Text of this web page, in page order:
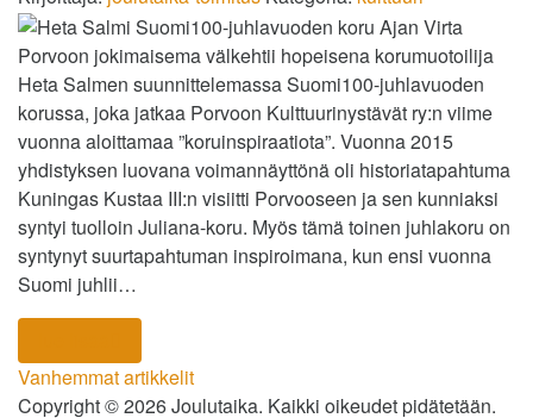
Porvoon jokimaisema välkehtii hopeisena korumuotoilija
Heta Salmen suunnittelemassa Suomi100-juhlavuoden
korussa, joka jatkaa Porvoon Kulttuurinystävät ry:n viime
vuonna aloittamaa ”koruinspiraatiota”. Vuonna 2015
yhdistyksen luovana voimannäyttönä oli historiatapahtuma
Kuningas Kustaa III:n visiitti Porvooseen ja sen kunniaksi
syntyi tuolloin Juliana-koru. Myös tämä toinen juhlakoru on
syntynyt suurtapahtuman inspiroimana, kun ensi vuonna
Suomi juhlii…
Artikkelien
Vanhemmat artikkelit
Copyright © 2026 Joulutaika. Kaikki oikeudet pidätetään.